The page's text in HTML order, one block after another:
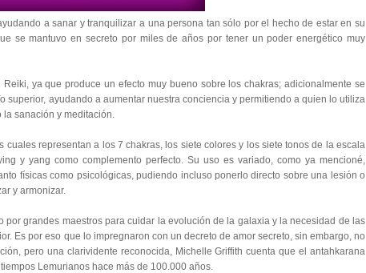
a sanar y tranquilizar a una persona tan sólo por el hecho de estar en su
se mantuvo en secreto por miles de años por tener un poder energético muy
ya que produce un efecto muy bueno sobre los chakras; adicionalmente se
superior, ayudando a aumentar nuestra conciencia y permitiendo a quien lo utiliza
sanación y meditación.
cuales representan a los 7 chakras, los siete colores y los siete tonos de la escala
y yang como complemento perfecto. Su uso es variado, como ya mencioné,
físicas como psicológicas, pudiendo incluso ponerlo directo sobre una lesión o
y armonizar.
por grandes maestros para cuidar la evolución de la galaxia y la necesidad de las
Es por eso que lo impregnaron con un decreto de amor secreto, sin embargo, no
pero una clarividente reconocida, Michelle Griffith cuenta que el antahkarana
Lemurianos hace más de 100.000 años.